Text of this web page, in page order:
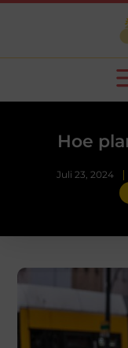
Hoe
Juli 23, 2024